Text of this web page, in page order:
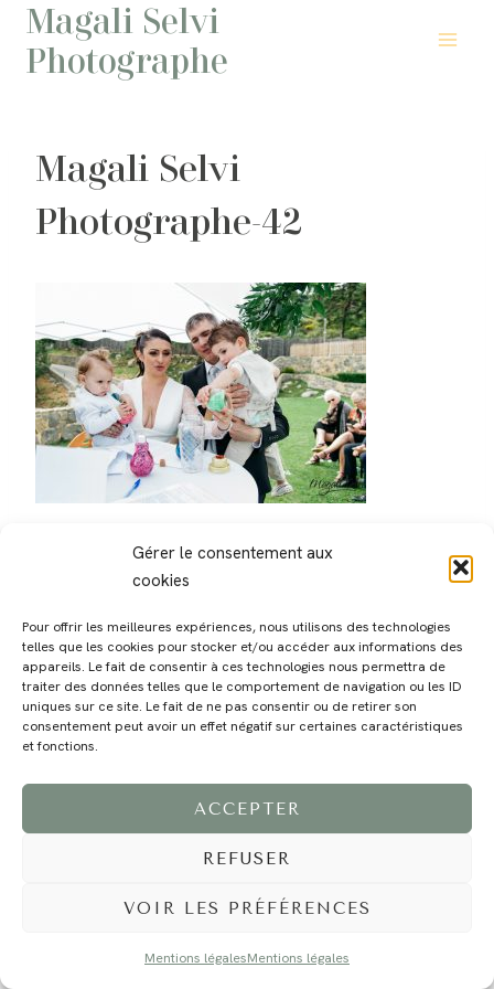
Gérer le consentement aux
cookies
Pour offrir les meilleures expériences, nous utilisons des technologies
telles que les cookies pour stocker et/ou accéder aux informations des
appareils. Le fait de consentir à ces technologies nous permettra de
traiter des données telles que le comportement de navigation ou les ID
uniques sur ce site. Le fait de ne pas consentir ou de retirer son
consentement peut avoir un effet négatif sur certaines caractéristiques
et fonctions.
ACCEPTER
REFUSER
VOIR LES PRÉFÉRENCES
Mentions légalesMentions légales
Aller
contenu
Magali Selvi
Photographe
Magali Selvi
Photographe-42
MAGALI PRESTATIONS YOGA VOYAGE BLOG CONTACT
©2024 EI Magali Selvi - Photographe Famille et Mariage - Nice - Côte d'Azur -